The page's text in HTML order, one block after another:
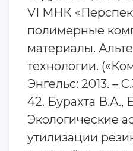
VI МНК
полимерные
материалы.
технологии.
Энгельс: 2013. –
42. Бурахта
Экологические
утилизации